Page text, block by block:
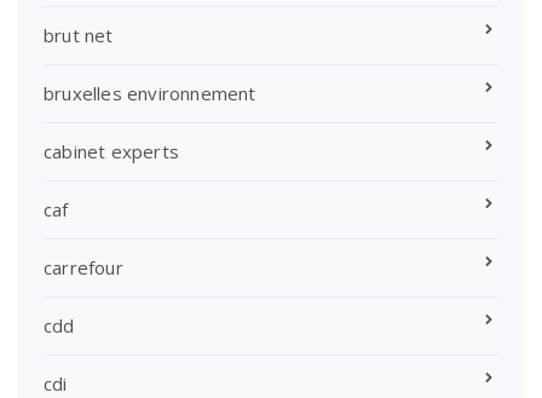
brut net
bruxelles environnement
cabinet experts
caf
carrefour
cdd
cdi